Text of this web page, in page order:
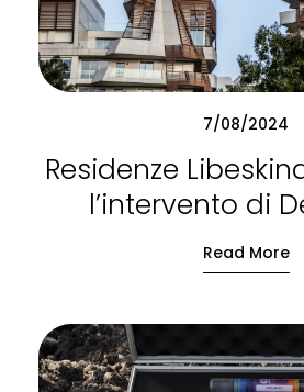
7/08/2024
Residenze
l’intervento di
Read More